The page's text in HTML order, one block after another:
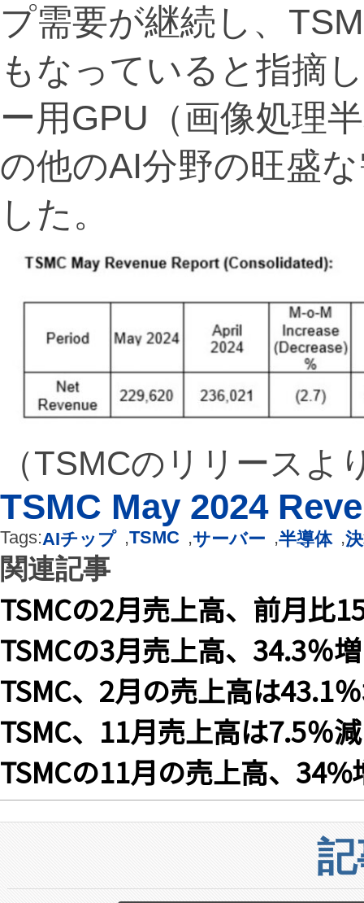
プ需要が継続し、
もなっていると指摘
ー用GPU（画像処理
の他のAI分野の旺盛
した。
（TSMCのリリースよ
TSMC May 2024
Tags:AIチップ ,TSMC ,サーバー ,半導体 ,
関連記事
TSMCの2月売上高、前月比
TSMCの3月売上高、34.3％
TSMC、2月の売上高は43.1
TSMC、11月売上高は7.5％
TSMCの11月の売上高、